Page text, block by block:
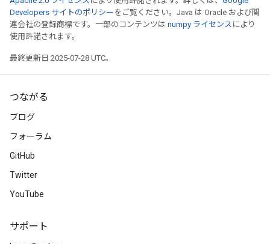
Developers サイトのポリシー をご覧ください。Java は Oracle および関
連会社の登録商標です。一部のコンテンツは numpy ライセンス により
使用許諾されます。
最終更新日 2025-07-28 UTC。
つながる
ブログ
フォーラム
GitHub
Twitter
YouTube
サポート